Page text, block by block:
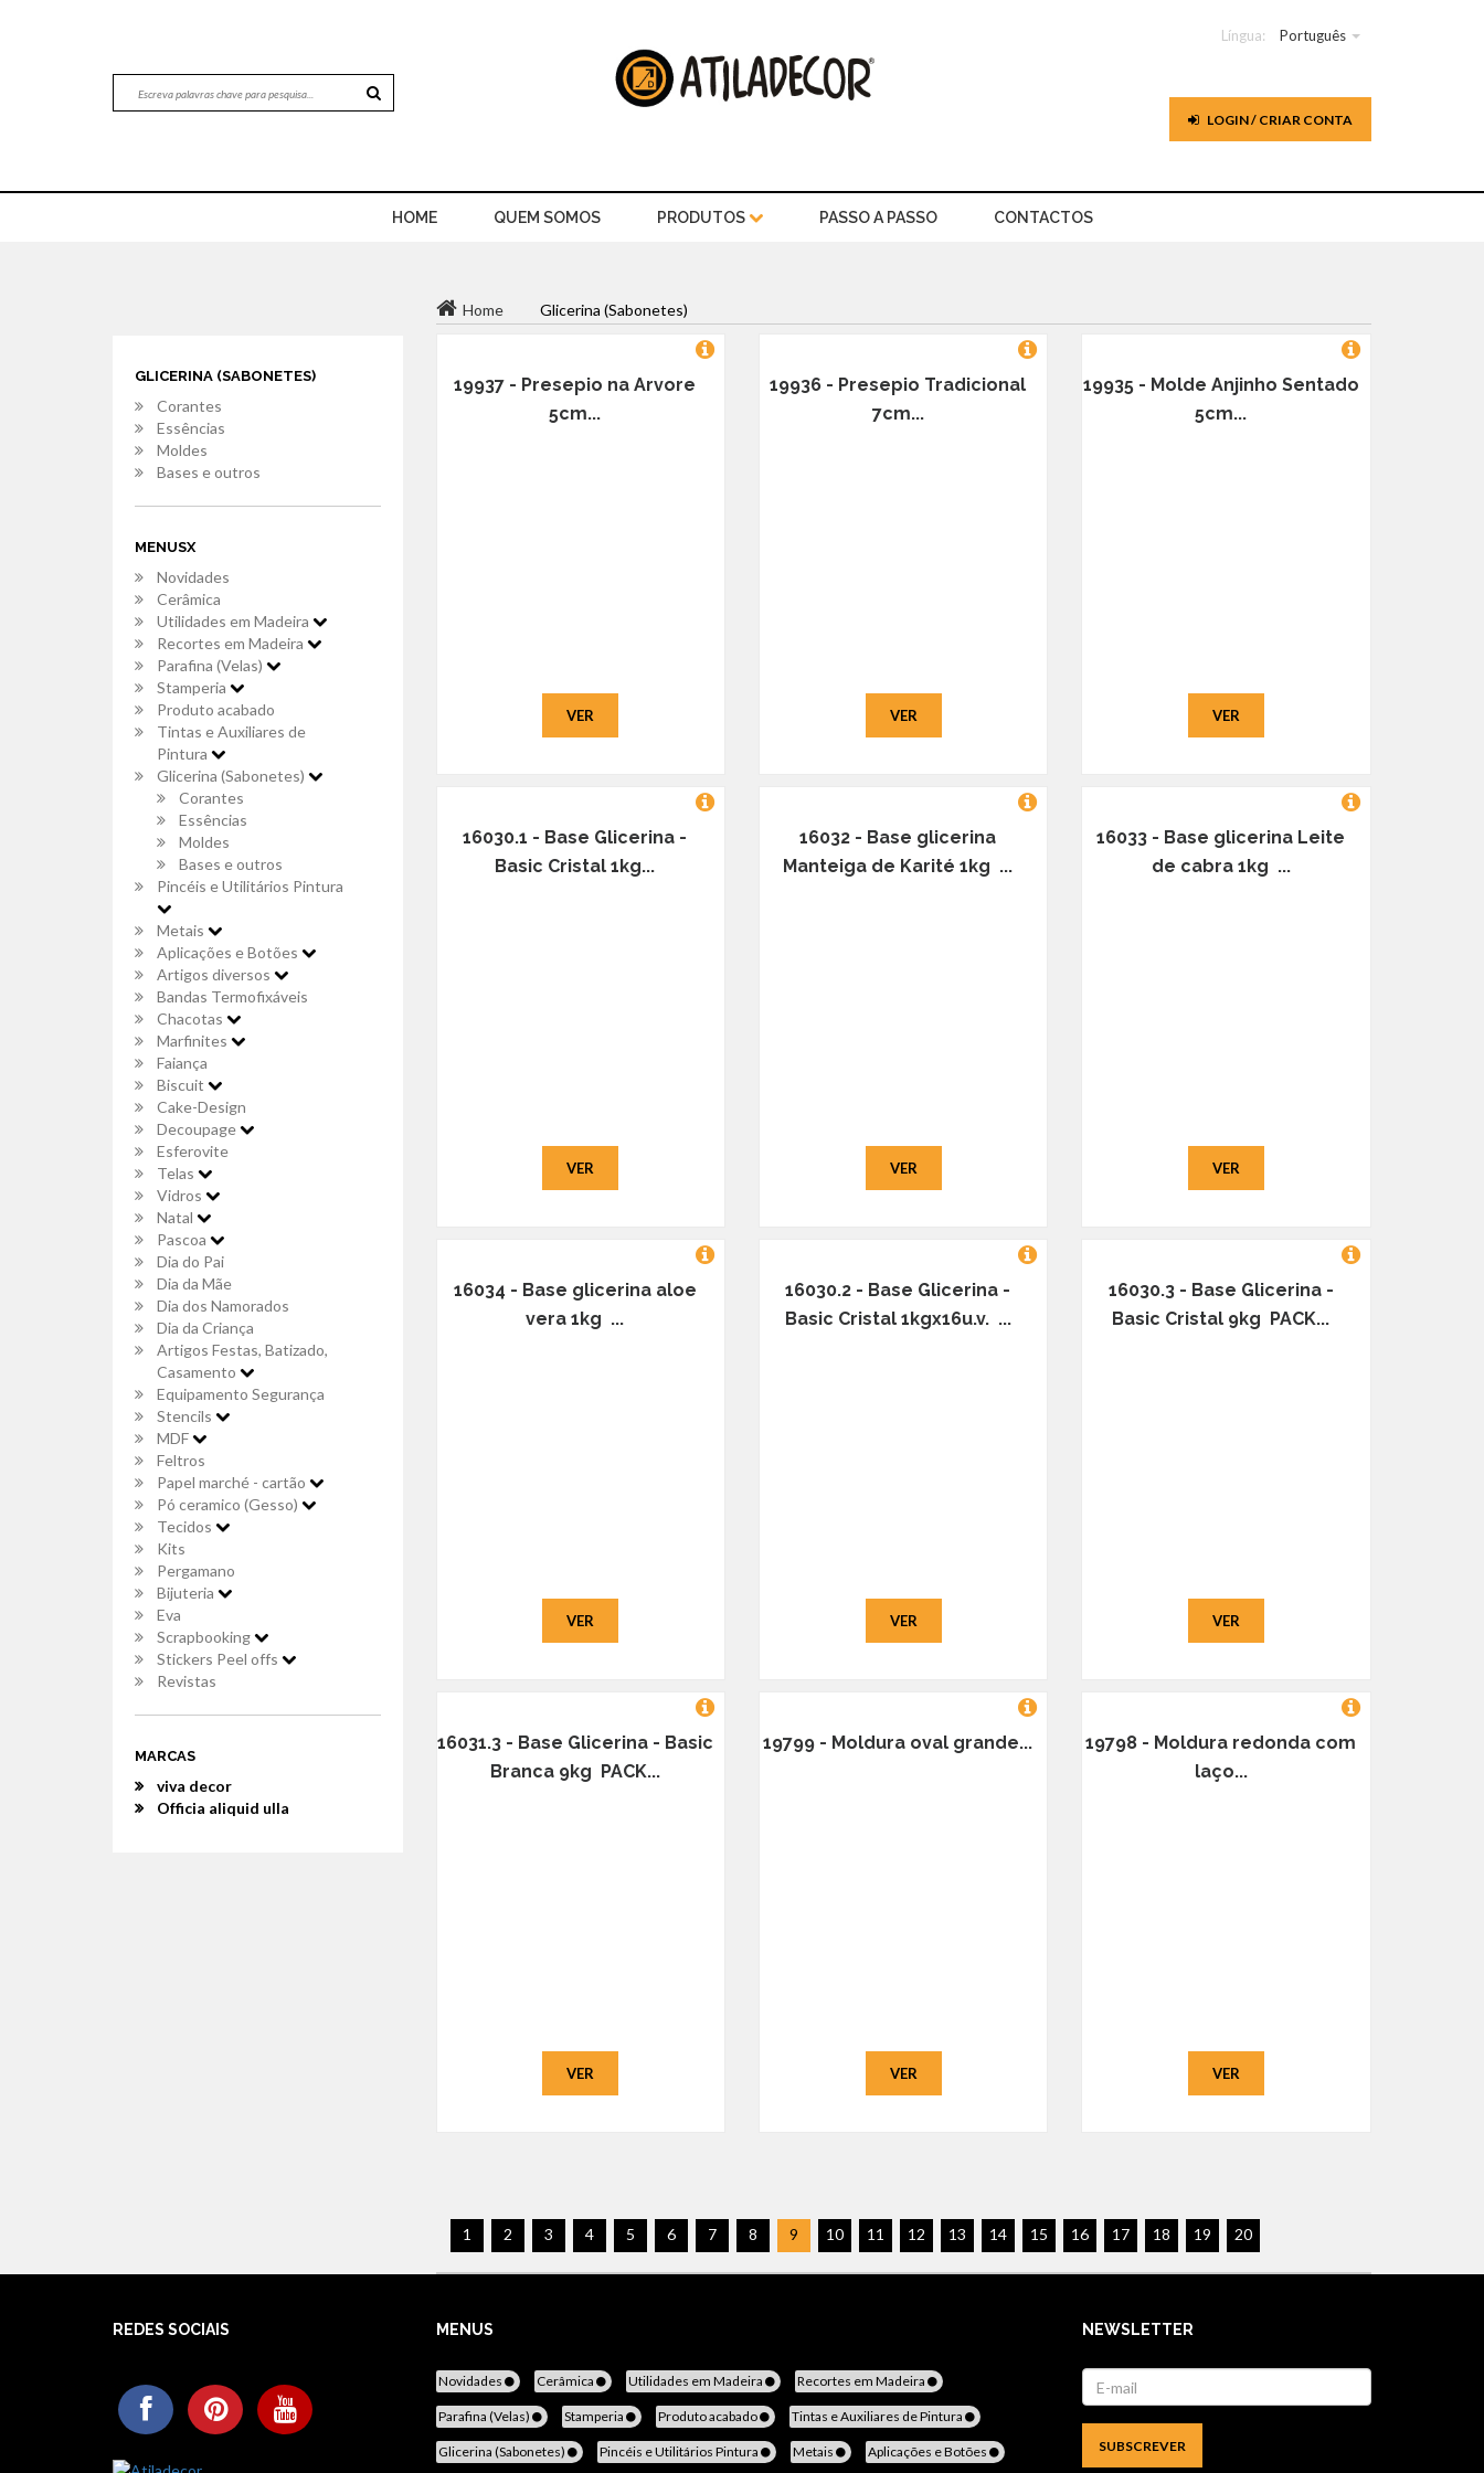
Língua: Português
LOGIN / CRIAR CONTA
HOME QUEM SOMOS PRODUTOS PASSO A PASSO CONTACTOS
GLICERINA (SABONETES)
Corantes
Essências
Moldes
Bases e outros
MENUSX
Novidades
Cerâmica
Utilidades em Madeira
Recortes em Madeira
Parafina (Velas)
Stamperia
Produto acabado
Tintas e Auxiliares de
Pintura
Glicerina (Sabonetes)
Corantes
Essências
Moldes
Bases e outros
Pincéis e Utilitários Pintura
Metais
Aplicações e Botões
Artigos diversos
Bandas Termofixáveis
Chacotas
Marfinites
Faiança
Biscuit
Cake-Design
Decoupage
Esferovite
Telas
Vidros
Natal
Pascoa
Dia do Pai
Dia da Mãe
Dia dos Namorados
Dia da Criança
Artigos Festas, Batizado,
Casamento
Equipamento Segurança
Stencils
MDF
Feltros
Papel marché - cartão
Pó ceramico (Gesso)
Tecidos
Kits
Pergamano
Bijuteria
Eva
Scrapbooking
Stickers Peel offs
Revistas
MARCAS
viva decor
Officia aliquid ulla
Home Glicerina (Sabonetes)
19937 - Presepio na Arvore
5cm...
VER
19936 - Presepio Tradicional
7cm...
VER
19935 - Molde Anjinho Sentado
5cm...
VER
16030.1 - Base Glicerina -
Basic Cristal 1kg...
VER
16032 - Base glicerina
Manteiga de Karité 1kg ...
VER
16033 - Base glicerina Leite
de cabra 1kg ...
VER
16034 - Base glicerina aloe
vera 1kg ...
VER
16030.2 - Base Glicerina -
Basic Cristal 1kgx16u.v. ...
VER
16030.3 - Base Glicerina -
Basic Cristal 9kg PACK...
VER
16031.3 - Base Glicerina - Basic
Branca 9kg PACK...
VER
19799 - Moldura oval grande...
VER
19798 - Moldura redonda com
laço...
VER
1 2 3 4 5 6 7 8 9 10 11 12 13 14 15 16 17 18 19 20
REDES SOCIAIS MENUS
Novidades Cerâmica Utilidades em Madeira Recortes em Madeira
Parafina (Velas) Stamperia Produto acabado Tintas e Auxiliares de Pintura
Glicerina (Sabonetes) Pincéis e Utilitários Pintura Metais Aplicações e Botões
NEWSLETTER